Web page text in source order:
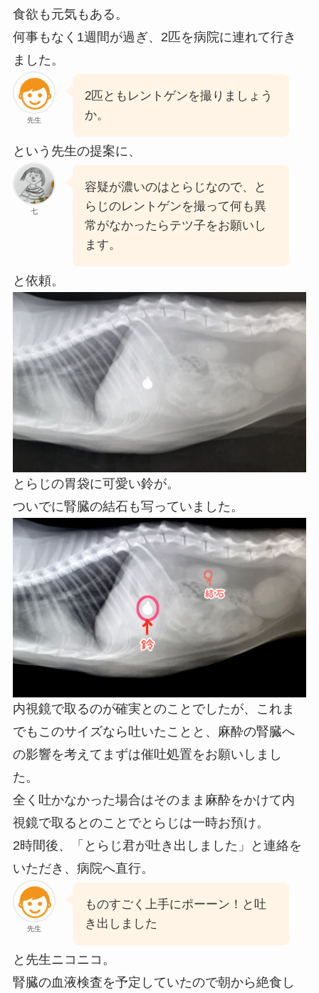
食欲も元気もある。
何事もなく1週間が過ぎ、2匹を病院に連れて行き
ました。
先生
2匹ともレントゲンを撮りましょう
か。
という先生の提案に、
七
容疑が濃いのはとらじなので、と
らじのレントゲンを撮って何も異
常がなかったらテツ子をお願いし
ます。
と依頼。
とらじの胃袋に可愛い鈴が。
ついでに腎臓の結石も写っていました。
内視鏡で取るのが確実とのことでしたが、これま
でもこのサイズなら吐いたことと、麻酔の腎臓へ
の影響を考えてまずは催吐処置をお願いしまし
た。
全く吐かなかった場合はそのまま麻酔をかけて内
視鏡で取るとのことでとらじは一時お預け。
2時間後、「とらじ君が吐き出しました」と連絡を
いただき、病院へ直行。
先生
ものすごく上手にポーーン！と吐
き出しました
と先生ニコニコ。
腎臓の血液検査を予定していたので朝から絶食し